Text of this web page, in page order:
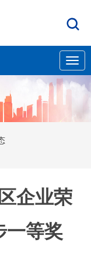
企业荣
一等奖